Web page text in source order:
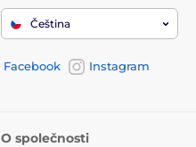
Čeština
Facebook
Instagram
O společnosti